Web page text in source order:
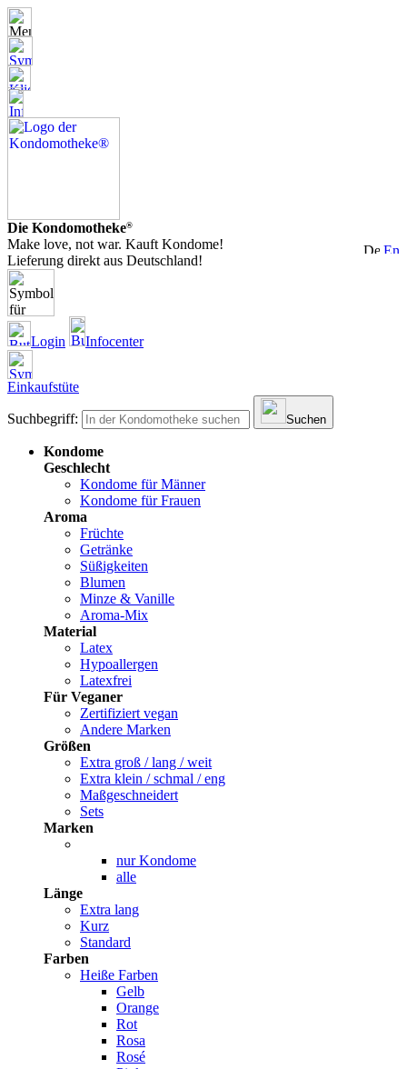
Die Kondomotheke®
Make love, not war. Kauft Kondome!
Lieferung direkt aus Deutschland!
Login Infocenter
Einkaufstüte
Suchbegriff: Suchen
Kondome
Geschlecht
Kondome für Männer
Kondome für Frauen
Aroma
Früchte
Getränke
Süßigkeiten
Blumen
Minze & Vanille
Aroma-Mix
Material
Latex
Hypoallergen
Latexfrei
Für Veganer
Zertifiziert vegan
Andere Marken
Größen
Extra groß / lang / weit
Extra klein / schmal / eng
Maßgeschneidert
Sets
Marken
nur Kondome
alle
Länge
Extra lang
Kurz
Standard
Farben
Heiße Farben
Gelb
Orange
Rot
Rosa
Rosé